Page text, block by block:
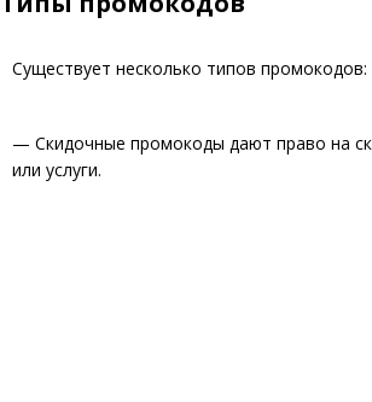
Существует несколько типов промокодов:
— Скидочные промокоды дают право на
или услуги.